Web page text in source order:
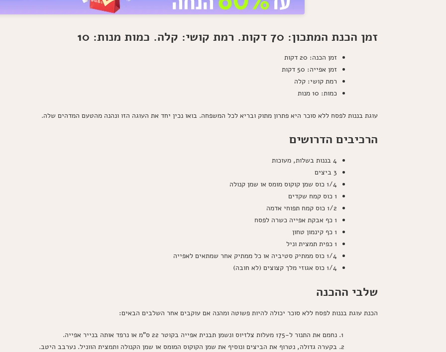
זמן הכנת המתכון: 70 דקות. רמת קושי: קלה. כמות מנות: 10
זמן הכנה: 20 דקות
זמן אפייה: 50 דקות
רמת קושי: קלה
כמות: 10 מנות
עוגת בננות לפסח ללא סוכר היא פתרון מתוק ובריא לכל המשפחה. בואו נכין יחד את העוגה הזו ונהנה מהטעם המדהים שלה.
הרכיבים הדרושים
4 בננות בשלות, מעוכות
3 ביצים
1/4 כוס שמן קוקוס מומס או שמן קנולה
1 כוס קמח שקדים
1/2 כוס קמח תפוחי אדמה
1 כף אבקת אפייה כשרה לפסח
1 כף קינמון טחון
1 כפית תמצית וניל
1/4 כוס ממתיק סטיביה או כל ממתיק אחר שמתאים לאפייה
1/4 כוס אגוזי מלך קצוצים (לא חובה)
שלבי ההכנה
הכנת עוגת בננות לפסח ללא סוכר יכולה להיות פשוטה ומהנה אם עוקבים אחר השלבים הבאים:
נחמם את התנור ל-175 מעלות צלזיוס ונשמן תבנית אפייה בקוטר 22 ס"מ או נרפד אותה בנייר אפייה.
בקערה גדולה, נטרוף את הביצים ונוסיף את שמן הקוקוס המומס או שמן הקנולה ותמצית הווניל. נערבב היטב.